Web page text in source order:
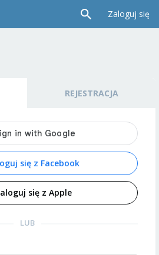
Zaloguj się
REJESTRACJA
się z Facebook
się z Apple
LUB